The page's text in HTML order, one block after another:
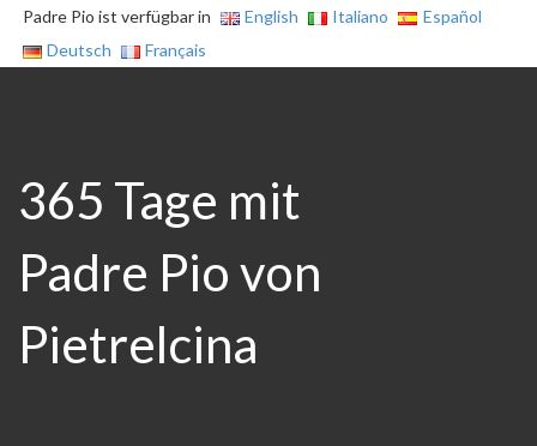
Padre Pio ist verfügbar in English Italiano
Español
Deutsch
Français
365 Tage mit
Padre Pio von
Pietrelcina